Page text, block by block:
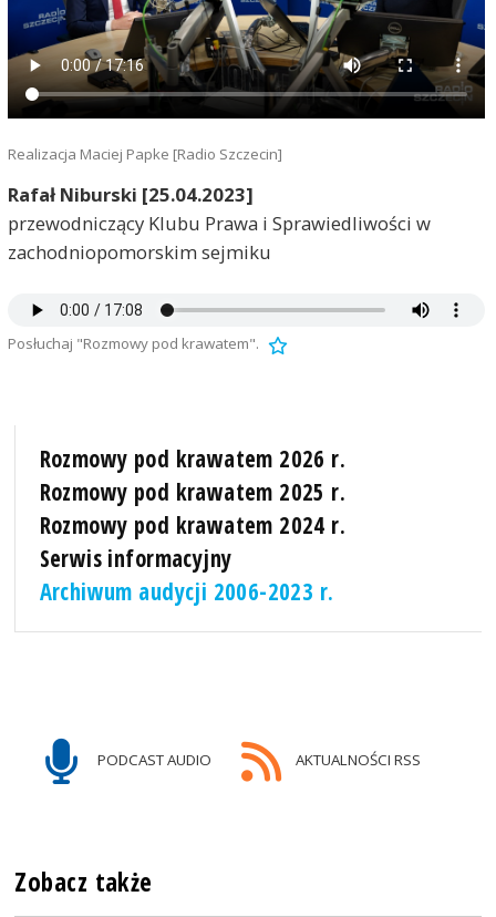
Realizacja Maciej Papke [Radio Szczecin]
Rafał Niburski [25.04.2023]
przewodniczący Klubu Prawa i Sprawiedliwości w
zachodniopomorskim sejmiku
Posłuchaj "Rozmowy pod krawatem".
Rozmowy pod krawatem 2026 r.
Rozmowy pod krawatem 2025 r.
Rozmowy pod krawatem 2024 r.
Serwis informacyjny
Archiwum audycji 2006-2023 r.
PODCAST AUDIO AKTUALNOŚCI RSS
Zobacz także